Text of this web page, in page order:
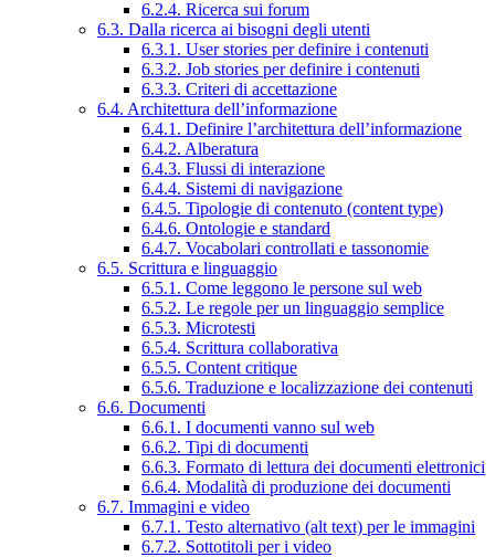
6.2.4. Ricerca sui forum
6.3. Dalla ricerca ai bisogni degli utenti
6.3.1. User stories per definire i contenuti
6.3.2. Job stories per definire i contenuti
6.3.3. Criteri di accettazione
6.4. Architettura dell’informazione
6.4.1. Definire l’architettura dell’informazione
6.4.2. Alberatura
6.4.3. Flussi di interazione
6.4.4. Sistemi di navigazione
6.4.5. Tipologie di contenuto (content type)
6.4.6. Ontologie e standard
6.4.7. Vocabolari controllati e tassonomie
6.5. Scrittura e linguaggio
6.5.1. Come leggono le persone sul web
6.5.2. Le regole per un linguaggio semplice
6.5.3. Microtesti
6.5.4. Scrittura collaborativa
6.5.5. Content critique
6.5.6. Traduzione e localizzazione dei contenuti
6.6. Documenti
6.6.1. I documenti vanno sul web
6.6.2. Tipi di documenti
6.6.3. Formato di lettura dei documenti elettronici
6.6.4. Modalità di produzione dei documenti
6.7. Immagini e video
6.7.1. Testo alternativo (alt text) per le immagini
6.7.2. Sottotitoli per i video